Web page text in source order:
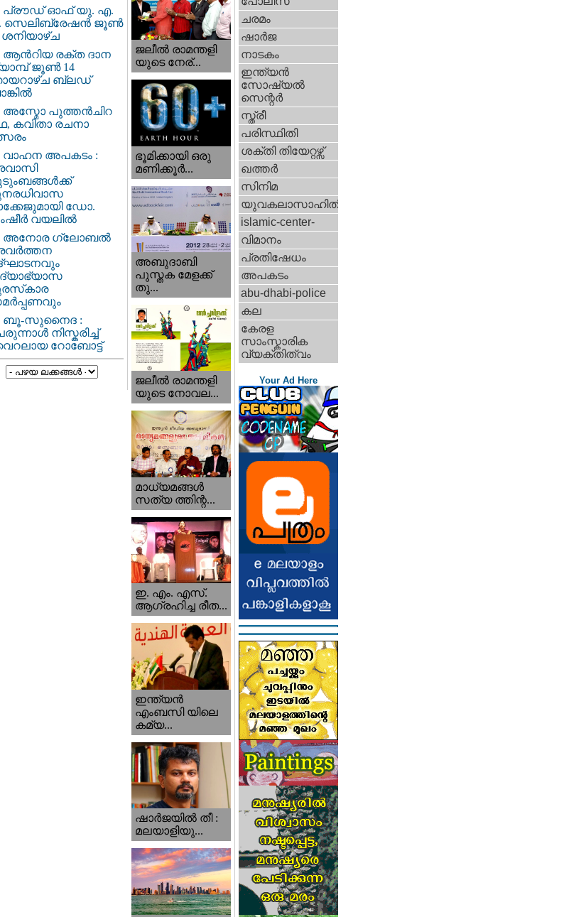
പ്രൗഡ് ഓഫ് യു. എ.
സെലിബ്രേഷൻ ജൂൺ
ശനിയാഴ്ച
ആൻറിയ രക്ത ദാന
ജൂൺ 14
ബ്ലഡ്
അസ്മോ പുത്തൻചിറ
കവിതാ രചനാ
വാഹന അപകടം :
ഡോ.
വയലിൽ
അനോര ഗ്ലോബൽ
ബൂ-സുനൈദ :
നിസ്കരിച്ച്
റോബോട്ട്
ജലീല്‍ രാമന്തളി
യുടെ നേര്...
ഭൂമിക്കായി ഒരു
മണിക്കൂര്‍...
അബുദാബി
പുസ്തക മേളക്ക്
തു...
ജലീല്‍ രാമന്തളി
യുടെ നോവല...
മാധ്യമങ്ങള്‍
സത്യ ത്തിന്റ...
ഇ. എം. എസ്.
ആഗ്രഹിച്ച രീത...
ഇന്ത്യന്‍
എംബസി യിലെ
കമ്യ...
ഷാര്‍ജയില്‍ തീ :
മലയാളിയു...
ചരമം
ഷാര്‍ജ
നാടകം
ഇന്ത്യന്‍
സോഷ്യല്‍
സെന്റര്‍
സ്ത്രീ
പരിസ്ഥിതി
ശക്തി തിയേറ്റഴ്സ്
ഖത്തര്‍
സിനിമ
യുവകലാസാഹിതി
islamic-center-
വിമാനം
പ്രതിഷേധം
അപകടം
abu-dhabi-police
കല
കേരള
സാംസ്കാരിക
വ്യക്തിത്വം
Your Ad Here